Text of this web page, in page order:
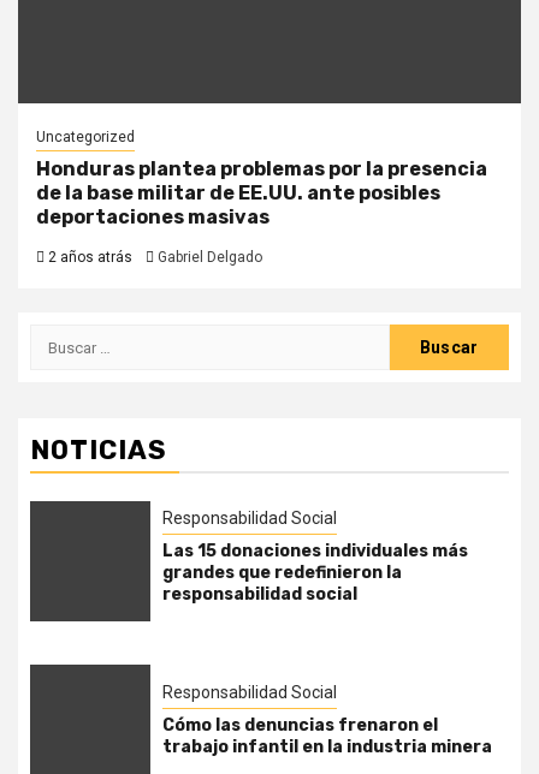
Uncategorized
Honduras plantea problemas por la presencia
de la base militar de EE.UU. ante posibles
deportaciones masivas
2 años atrás Gabriel Delgado
Buscar:
NOTICIAS
Responsabilidad Social
Las 15 donaciones individuales más
grandes que redefinieron la
responsabilidad social
Responsabilidad Social
Cómo las denuncias frenaron el
trabajo infantil en la industria minera